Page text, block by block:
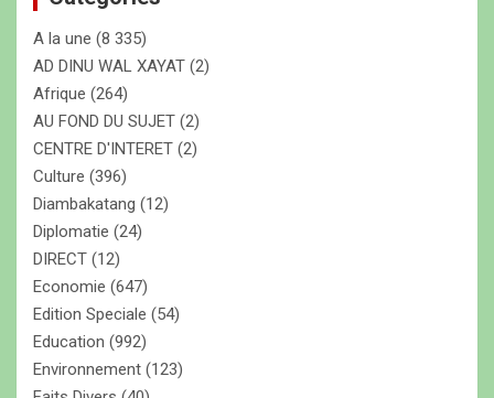
c
h
e
r
A la une (8 335)
AD DINU WAL XAYAT (2)
Afrique (264)
AU FOND DU SUJET (2)
CENTRE D'INTERET (2)
Culture (396)
Diambakatang (12)
Diplomatie (24)
DIRECT (12)
Economie (647)
Edition Speciale (54)
Education (992)
Environnement (123)